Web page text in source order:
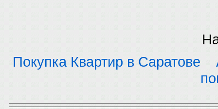
Покупка Квартир в Саратове